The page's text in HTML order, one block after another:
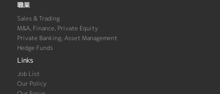
職業
Sales & Trading
M&A, Finance, Private Equity
Private Banking, Asset Management
Hedge Funds
Links
Job List
Our Policy